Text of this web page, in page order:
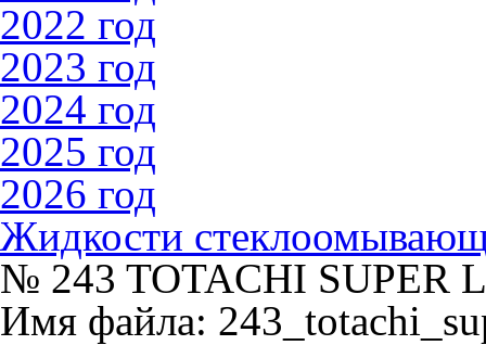
2022 год
2023 год
2024 год
2025 год
2026 год
Жидкости
№ 243 TOTACHI SUPER
Имя файла: